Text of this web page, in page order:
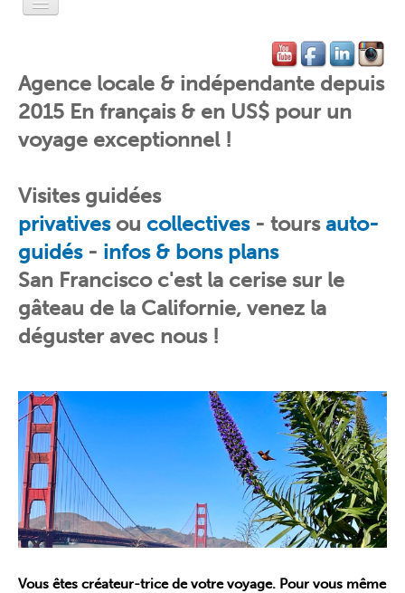
L'Esprit Privé
L'Esprit Léger
L'Esprit Libre
L'Esprit Pratique
L'Esprit SF
Contact-Réservation
Agence locale & indépendante depuis
2015 En français & en US$ pour un
voyage exceptionnel !
Visites guidées
privativesou collectives- tours auto-
guidés- infos & bons plans
San Francisco c'est la cerise sur le
gâteau de la Californie, venez la
déguster avec nous !
Vous êtes créateur-trice de votre voyage. Pour vous même